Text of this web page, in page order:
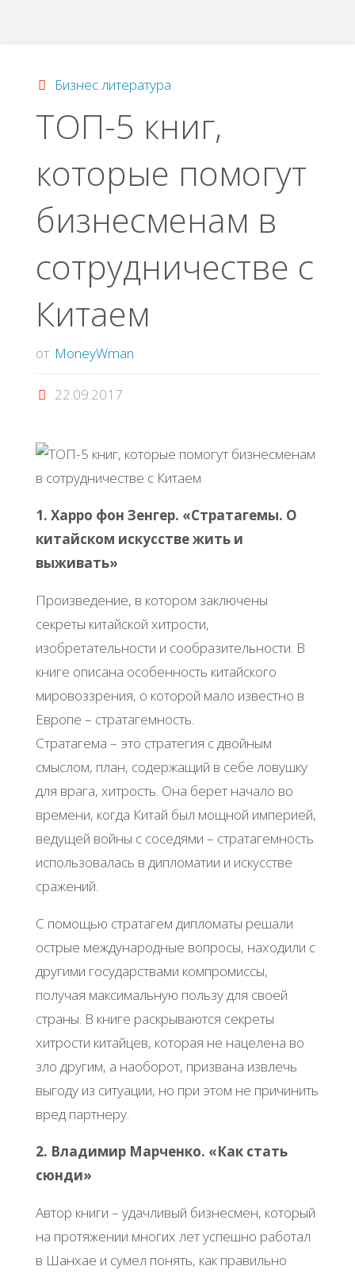
Бизнес литература
ТОП-5 книг,
которые помогут
бизнесменам в
сотрудничестве с
Китаем
от MoneyWman
22.09.2017
1. Харро фон Зенгер. «Стратагемы. О
китайском искусстве жить и
выживать»
Произведение, в котором заключены
секреты китайской хитрости,
изобретательности и сообразительности. В
книге описана особенность китайского
мировоззрения, о которой мало известно в
Европе – стратагемность.
Стратагема – это стратегия с двойным
смыслом, план, содержащий в себе ловушку
для врага, хитрость. Она берет начало во
времени, когда Китай был мощной империей,
ведущей войны с соседями – стратагемность
использовалась в дипломатии и искусстве
сражений.
С помощью стратагем дипломаты решали
острые международные вопросы, находили с
другими государствами компромиссы,
получая максимальную пользу для своей
страны. В книге раскрываются секреты
хитрости китайцев, которая не нацелена во
зло другим, а наоборот, призвана извлечь
выгоду из ситуации, но при этом не причинить
вред партнеру.
2. Владимир Марченко. «Как стать
сюнди»
Автор книги – удачливый бизнесмен, который
на протяжении многих лет успешно работал
в Шанхае и сумел понять, как правильно